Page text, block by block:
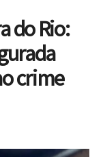
do Rio:
crime